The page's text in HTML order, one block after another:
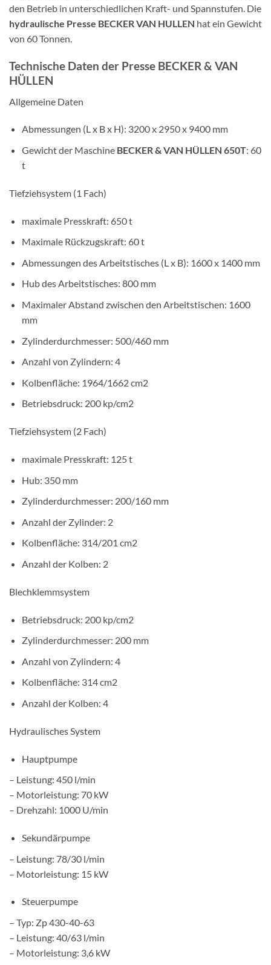
den Betrieb in unterschiedlichen Kraft- und Spannstufen. Die
hydraulische Presse BECKER VAN HULLEN hat ein Gewicht
von 60 Tonnen.
Technische Daten der Presse BECKER & VAN
HÜLLEN
Allgemeine Daten
Abmessungen (L x B x H): 3200 x 2950 x 9400 mm
Gewicht der Maschine BECKER & VAN HÜLLEN 650T: 60
t
Tiefziehsystem (1 Fach)
maximale Presskraft: 650 t
Maximale Rückzugskraft: 60 t
Abmessungen des Arbeitstisches (L x B): 1600 x 1400 mm
Hub des Arbeitstisches: 800 mm
Maximaler Abstand zwischen den Arbeitstischen: 1600
mm
Zylinderdurchmesser: 500/460 mm
Anzahl von Zylindern: 4
Kolbenfläche: 1964/1662 cm2
Betriebsdruck: 200 kp/cm2
Tiefziehsystem (2 Fach)
maximale Presskraft: 125 t
Hub: 350 mm
Zylinderdurchmesser: 200/160 mm
Anzahl der Zylinder: 2
Kolbenfläche: 314/201 cm2
Anzahl der Kolben: 2
Blechklemmsystem
Betriebsdruck: 200 kp/cm2
Zylinderdurchmesser: 200 mm
Anzahl von Zylindern: 4
Kolbenfläche: 314 cm2
Anzahl der Kolben: 4
Hydraulisches System
Hauptpumpe
– Leistung: 450 l/min
– Motorleistung: 70 kW
– Drehzahl: 1000 U/min
Sekundärpumpe
– Leistung: 78/30 l/min
– Motorleistung: 15 kW
Steuerpumpe
– Typ: Zp 430-40-63
– Leistung: 40/63 l/min
– Motorleistung: 3,6 kW